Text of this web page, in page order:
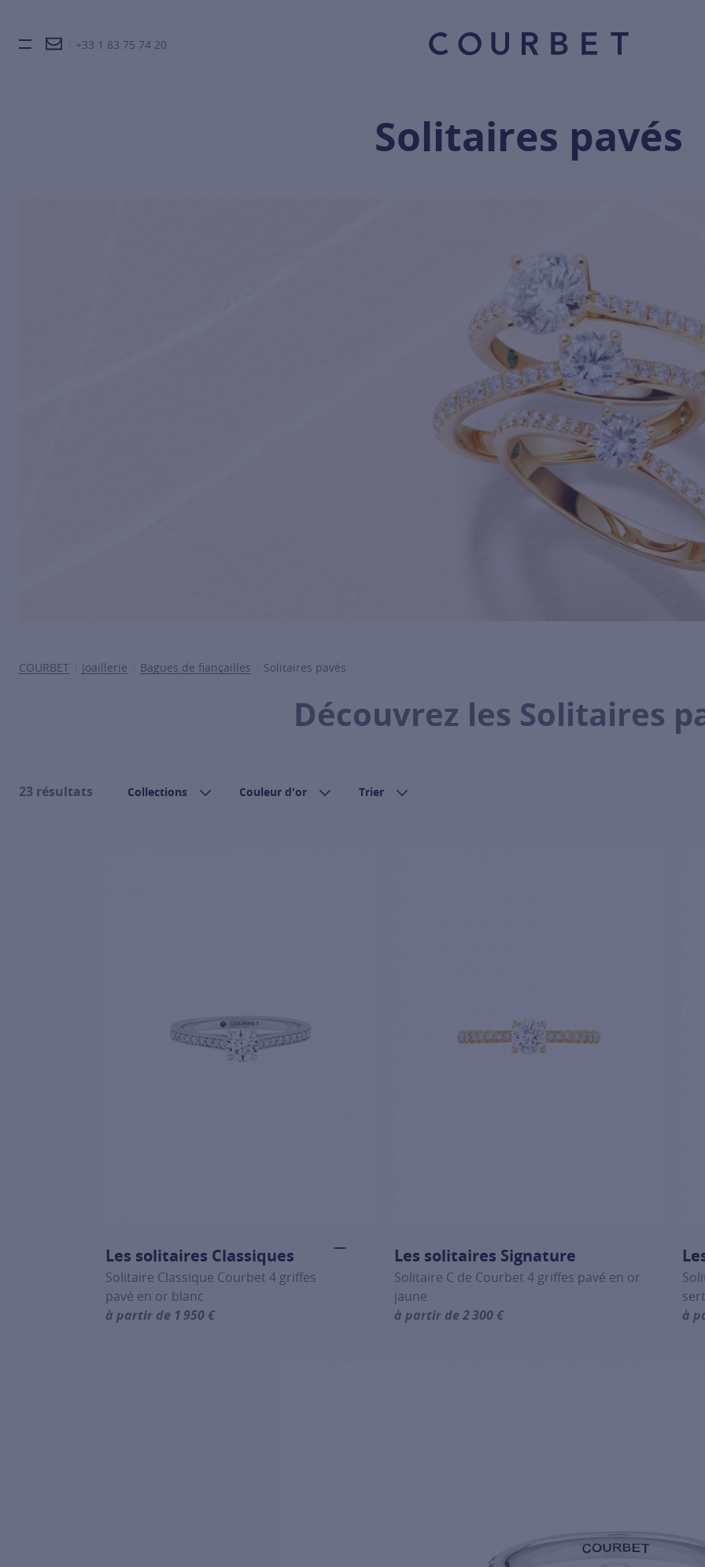
Burger toggle menu
+33 1 83 75 74 20
Solitaires pavés
COURBET Joaillerie Bagues de fiançailles Solitaires pavés
Découvrez les Solitaires
23 résultats Collections Couleur d'or Trier
Les solitaires Classiques
Solitaire Classique Courbet 4 griffes
pavé en or blanc
à partir de 1 950 €
Les solitaires Signature
Solitaire C de Courbet 4 griffes pavé en or
jaune
à partir de 2 300 €
à